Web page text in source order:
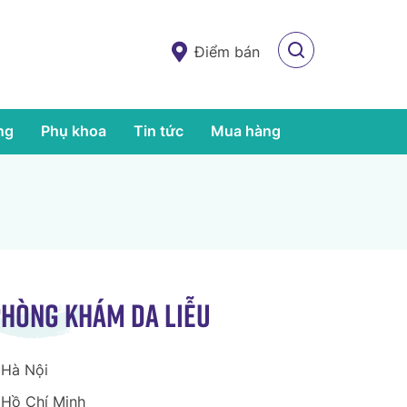
Điểm bán
Phụ khoa Tin tức Mua hàng
khám da liễu
Hà Nội
Hồ Chí Minh